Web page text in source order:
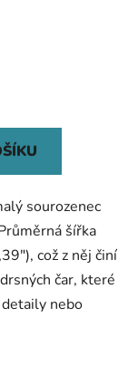
sourozenec
šířka
což z něj činí
čar, které
nebo